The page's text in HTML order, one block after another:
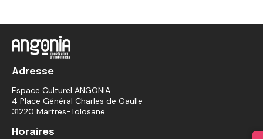
Adresse
Espace Culturel ANGONIA
4 Place Général Charles de Gaulle
31220 Martres-Tolosane
Horaires